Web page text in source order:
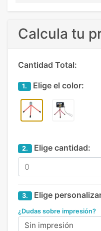
Calcula tu
Cantidad Total:
1. Elige el color:
2. Elige cantidad:
3. Elige
¿Dudas sobre impresión?
Sin impresión